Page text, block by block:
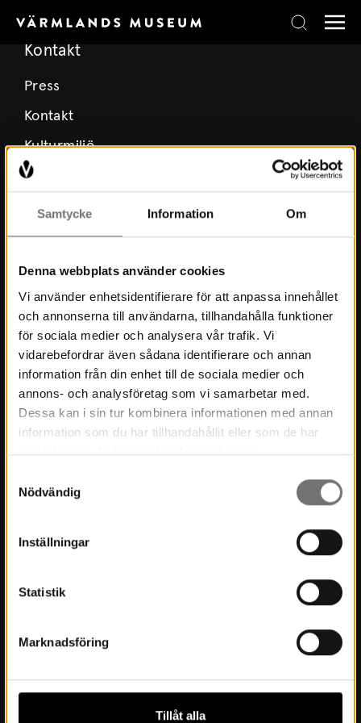
Samtycke Information Om
Denna webbplats använder cookies
Vi använder enhetsidentifierare för att anpassa innehållet
och annonserna till användarna, tillhandahålla funktioner
för sociala medier och analysera vår trafik. Vi
vidarebefordrar även sådana identifierare och annan
information från din enhet till de sociala medier och
annons- och analysföretag som vi samarbetar med.
Dessa kan i sin tur kombinera informationen med annan
information som du har tillhandahållit eller som de har
samlat in när du har använt deras tjänster.
Nödvändig
Inställningar
Statistik
Marknadsföring
Tillåt alla
Kontakt
Press
Kontakt
Kulturmiljö
Stöd Värmlands Museum
Prenumerera på nyhetsbrev
Prenumerera på lärarbrev
Om Museet
Nyheter
Museets historia
Verksamhetsberättelser
Integritetspolicy
Besök oss
Boka möten och konferens